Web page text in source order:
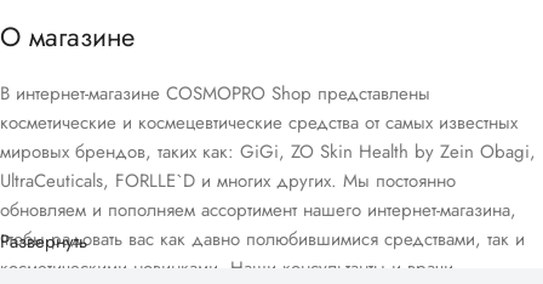
О магазине
В интернет-магазине COSMOPRO Shop представлены
косметические и космецевтические средства от самых известных
мировых брендов, таких как: GiGi, ZO Skin Health by Zein Obagi,
UltraCeuticals, FORLLE`D и многих других. Мы постоянно
обновляем и пополняем ассортимент нашего интернет-магазина,
чтобы радовать вас как давно полюбившимися средствами, так и
косметическими новинками. Наши консультанты и врачи-
Развернуть